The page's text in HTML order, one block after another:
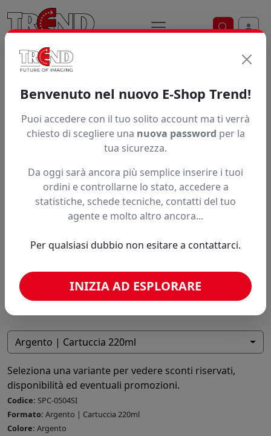
Ricerca
INCHIOSTRO MIMAKI SS21
Argento | Cartuccia 220ml
Seleziona una variante per vedere sconti riservati,
disponibilità ed eventuali promozioni.
Codice: SPC-0504SI
Formato: Argento | Cartuccia 220ml
Colore: Argento
Benvenuto nel nuovo E-Shop Trend!
Puoi accedere con il tuo solito account ma ti verrà
chiesto di scegliere una nuova password per la
tua sicurezza.
Da oggi sarà ancora più semplice inserire i tuoi
ordini e controllarne lo stato, accedere a
statistiche, schede tecniche, contatti del tuo
agente e molto altro ancora...
Per qualsiasi dubbio non esitare a contattarci.
INIZIA AD ESPLORARE